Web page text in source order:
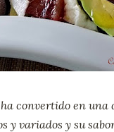
convertido en
y variados y su